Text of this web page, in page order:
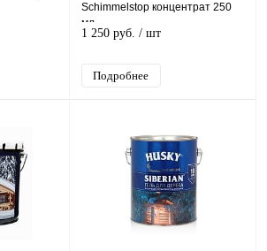
Schimmelstop концентрат 250
мл.
1 250 руб. / шт
Подробнее